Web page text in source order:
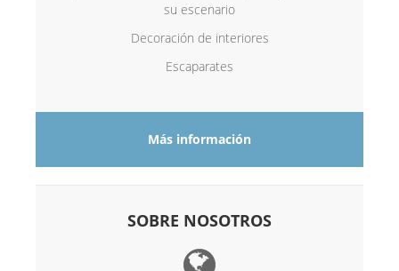
su escenario
Decoración de interiores
Escaparates
Más información
SOBRE NOSOTROS